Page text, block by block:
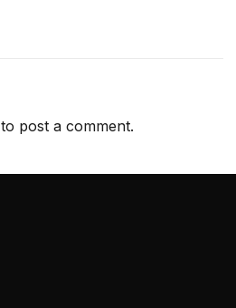
to post a comment.